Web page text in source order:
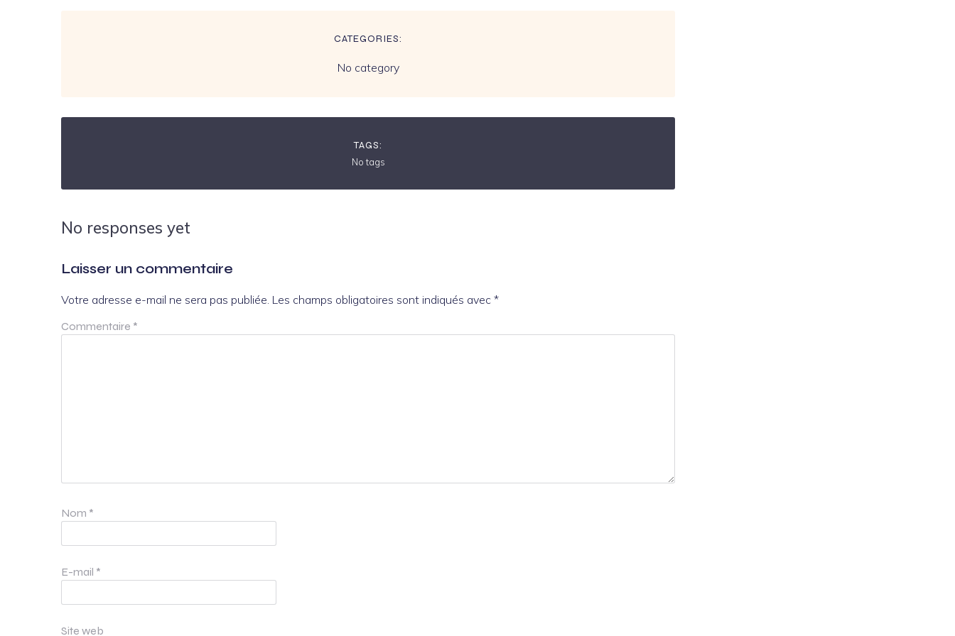
CATEGORIES:
No category
TAGS:
No tags
No responses yet
Laisser un commentaire
Votre adresse e-mail ne sera pas publiée. Les champs obligatoires sont indiqués avec *
Commentaire *
Nom *
E-mail *
Site web